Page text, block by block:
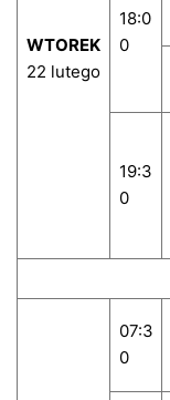
WTOREK
22 lutego
18:0
0
19:3
0
07:3
0